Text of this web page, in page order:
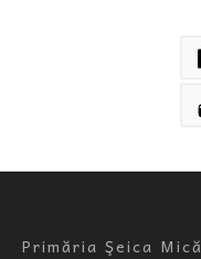
Primăria Şeica Mică